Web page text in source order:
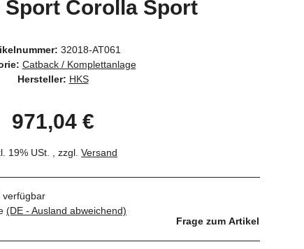
Sport Corolla Sport
32018-AT061
Catback / Komplettanlage
Hersteller: HKS
971,04 €
19% USt. , zzgl. Versand
verfügbar
(DE - Ausland abweichend)
Frage zum Artikel